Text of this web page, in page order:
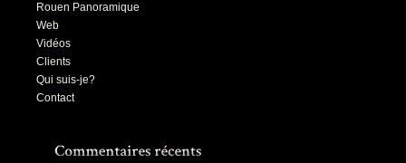
Rouen Panoramique
Web
Vidéos
Clients
Qui suis-je?
Contact